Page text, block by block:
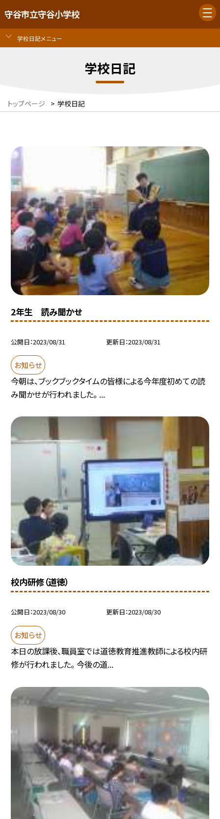
守谷市立守谷小学校
学校日記メニュー
学校日記
トップページ > 学校日記
2年生 読み聞かせ
公開日 2023/08/31 更新日 2023/08/31
お知らせ
今朝は、ブックブックタイムの皆様による今年度初めての読
み聞かせが行われました。 ...
校内研修（道徳）
公開日 2023/08/30 更新日 2023/08/30
お知らせ
本日の放課後、職員室では道徳教育推進教師による校内研
修が行われました。 今後の道...